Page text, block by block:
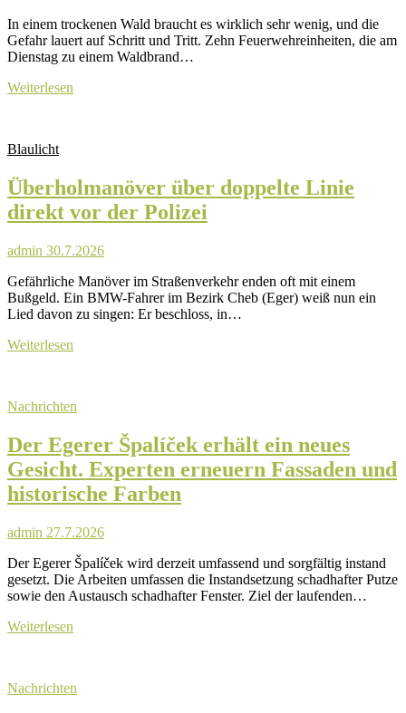
In einem trockenen Wald braucht es wirklich sehr wenig, und die
Gefahr lauert auf Schritt und Tritt. Zehn Feuerwehreinheiten, die am
Dienstag zu einem Waldbrand…
Weiterlesen
Natur:
Zehn
Einheiten
schwierigen
im
Einsatz
Blaulicht
Überholmanöver über doppelte Linie
direkt vor der Polizei
admin 30.7.2026
Gefährliche Manöver im Straßenverkehr enden oft mit einem
Bußgeld. Ein BMW-Fahrer im Bezirk Cheb (Eger) weiß nun ein
Lied davon zu singen: Er beschloss, in…
Weiterlesen
direkt
der
Polizei
Nachrichten
Der Egerer Špalíček erhält ein neues
Gesicht. Experten erneuern Fassaden und
historische Farben
admin 27.7.2026
Der Egerer Špalíček wird derzeit umfassend und sorgfältig instand
gesetzt. Die Arbeiten umfassen die Instandsetzung schadhafter Putze
sowie den Austausch schadhafter Fenster. Ziel der laufenden…
Weiterlesen
ein
Nachrichten